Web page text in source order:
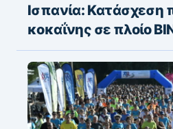
Ισπανία: Kατάσχεση
κοκαΐνης σε πλοίο